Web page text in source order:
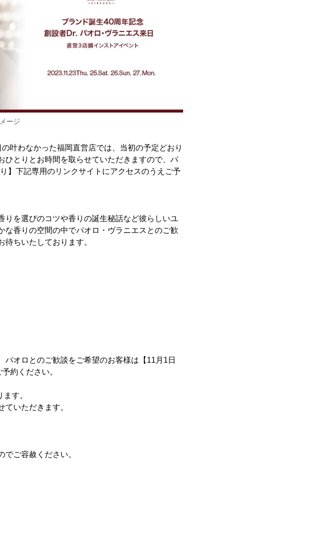
ージ
叶わなかった福岡直営店では、当初の予定どおり
とりとお時間を取らせていただきますので、パ
】下記専用のリンクサイトにアクセスのうえご予
りを選びのコツや香りの誕生秘話など彼らしいユ
香りの空間の中でパオロ・ヴラニエスとのご歓
ちいたしております。
オロとのご歓談をご希望のお客様は【11月1日
約ください。
す。
いただきます。
ご容赦ください。